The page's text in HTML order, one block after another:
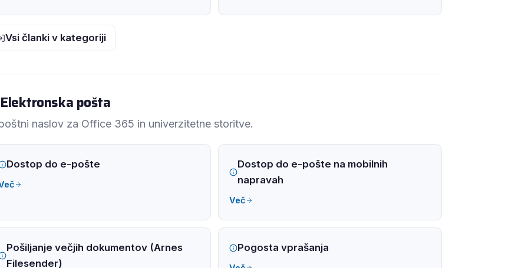
Vsi članki v kategoriji
Elektronska pošta
naslov za Office 365 in univerzitetne storitve.
Dostop do e-pošte
Dostop do e-pošte na mobilnih
napravah
Več
Pošiljanje večjih dokumentov (Arnes
Filesender)
Pogosta vprašanja